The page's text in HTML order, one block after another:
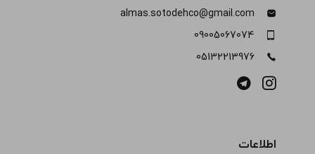
almas.sotodehco@gmail.com
09005067074
05132213976
اطلاعات